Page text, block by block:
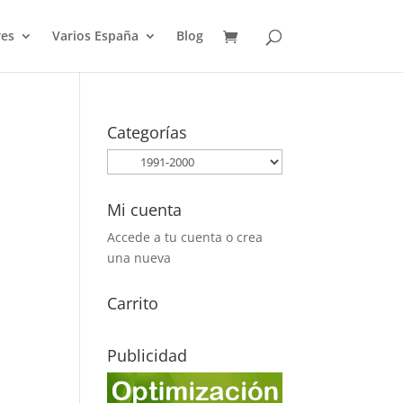
Varios España Blog
Categorías
Mi cuenta
Accede a tu cuenta o crea
una nueva
Carrito
Publicidad